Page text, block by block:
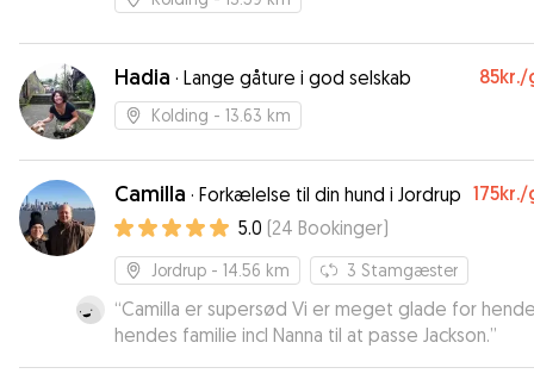
Hadia · Lange gåture i god selskab 85kr./
Kolding - 13.63 km
Camilla · Forkælelse til din hund i Jordrup 175kr./
5.0 (24 Bookinger)
Jordrup - 14.56 km 3 Stamgæster
“Camilla er supersød Vi er meget glade for hende og
hendes familie incl Nanna til at passe Jackson.”